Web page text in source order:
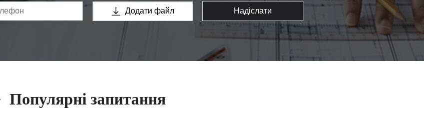
Додати файл Надіслати
Популярні запитання